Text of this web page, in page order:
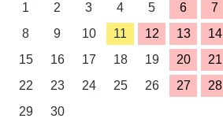
1
2 3 4 5 6
7
8
9 10 11 12 13
14
15
16 17 18 19 20
21
22
23 24 25 26 27
28
29
30